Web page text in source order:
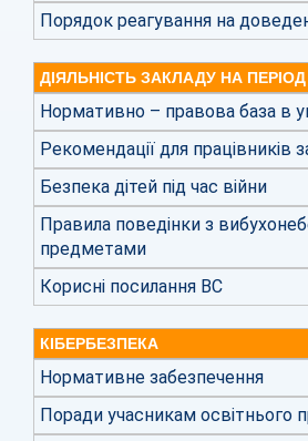
Порядок реагування на
ДІЯЛЬНІСТЬ ЗАКЛАДУ НА
Нормативно – правова база в
Рекомендації для працівників
Безпека дітей під час війни
Правила поведінки з
предметами
Корисні посилання ВС
КІБЕРБЕЗПЕКА
Нормативне забезпечення
Поради учасникам освітнього